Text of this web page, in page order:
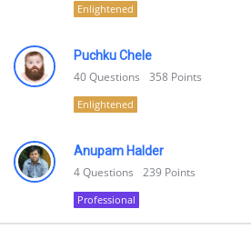
Enlightened
Puchku Chele
40Questions 358 Points
Enlightened
Anupam Halder
4Questions 239 Points
Professional